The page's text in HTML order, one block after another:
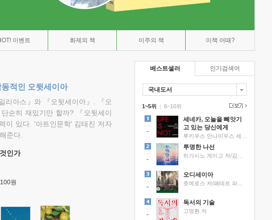
이벤트 화제의 책 이주의 책 이책 어때?
적인 오뒷세이아
리아스』와 『오뒷세이아』. 『오
순히 재밌기만 할까? 『오뒷세이
이 있다. '아트인문학' 김태진 저자
준다.
인가
원
베스트셀러
국내도서
1~5위 |
세네카, 오늘을 빼앗기
고 있는 당신에게
투명한 나선
오디세이아
독서의 기술
고명환 저
6~10위
인기검색어